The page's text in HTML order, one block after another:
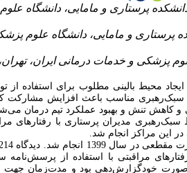
پرستاری و مامایی، دانشگاه
پرستاری و مامایی، دانشگاه علوم
محیط بالینی مطلوب برای استفاده از
مناسب باعث افزایش مشارکت
و کاهش تنش و بهبود عملکرد تیم درمان
مدیران پرستاری با رفتارهای
مراقبتی با استفاده از